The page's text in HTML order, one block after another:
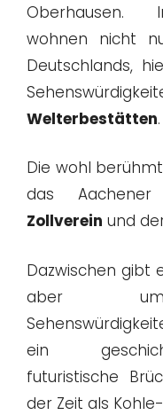
wohnen nicht
Deutschlands,
Welterbestätten.
Die wohl
das
Zollverein und
Dazwischen gibt
aber
ein
futuristische
der Zeit als